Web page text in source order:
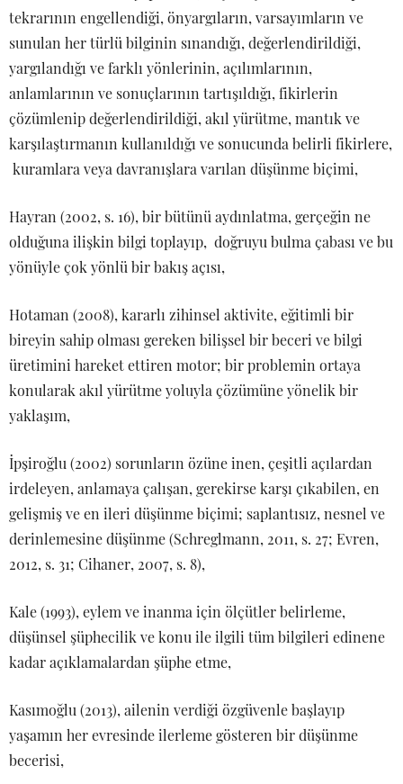
tekrarının engellendiği, önyargıların, varsayımların ve
sunulan her türlü bilginin sınandığı, değerlendirildiği,
yargılandığı ve farklı yönlerinin, açılımlarının,
anlamlarının ve sonuçlarının tartışıldığı, fikirlerin
çözümlenip değerlendirildiği, akıl yürütme, mantık ve
karşılaştırmanın kullanıldığı ve sonucunda belirli fikirlere,
kuramlara veya davranışlara varılan düşünme biçimi,
Hayran (2002, s. 16), bir bütünü aydınlatma, gerçeğin ne
olduğuna ilişkin bilgi toplayıp, doğruyu bulma çabası ve bu
yönüyle çok yönlü bir bakış açısı,
Hotaman (2008), kararlı zihinsel aktivite, eğitimli bir
bireyin sahip olması gereken bilişsel bir beceri ve bilgi
üretimini hareket ettiren motor; bir problemin ortaya
konularak akıl yürütme yoluyla çözümüne yönelik bir
yaklaşım,
İpşiroğlu (2002) sorunların özüne inen, çeşitli açılardan
irdeleyen, anlamaya çalışan, gerekirse karşı çıkabilen, en
gelişmiş ve en ileri düşünme biçimi; saplantısız, nesnel ve
derinlemesine düşünme (Schreglmann, 2011, s. 27; Evren,
2012, s. 31; Cihaner, 2007, s. 8),
Kale (1993), eylem ve inanma için ölçütler belirleme,
düşünsel şüphecilik ve konu ile ilgili tüm bilgileri edinene
kadar açıklamalardan şüphe etme,
Kasımoğlu (2013), ailenin verdiği özgüvenle başlayıp
yaşamın her evresinde ilerleme gösteren bir düşünme
becerisi,